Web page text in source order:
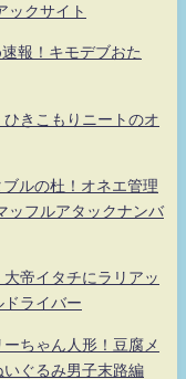
ックサイト
報！キモデブおた
きこもりニートのオ
ルの杜！オネエ管理
ッフルアタックナンバ
帝イタチにラリアッ
ドライバー
ちゃん人形！豆腐メ
ぐるみ男子末路編